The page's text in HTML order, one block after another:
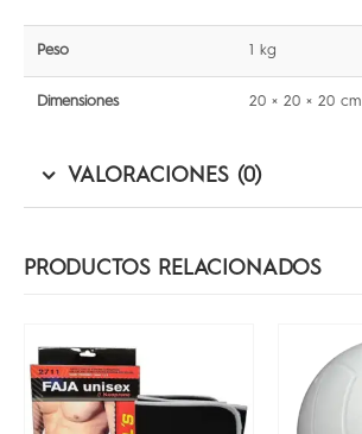
Peso 1 kg
Dimensiones 20 × 20 × 20 cm
VALORACIONES (0)
PRODUCTOS RELACIONADOS